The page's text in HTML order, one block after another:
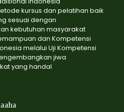
kursus dan pelatihan baik
sesuai dengan
kebutuhan masyarakat
dan Kompetensi
melalui Uji Kompetensi
jiwa
yang handal